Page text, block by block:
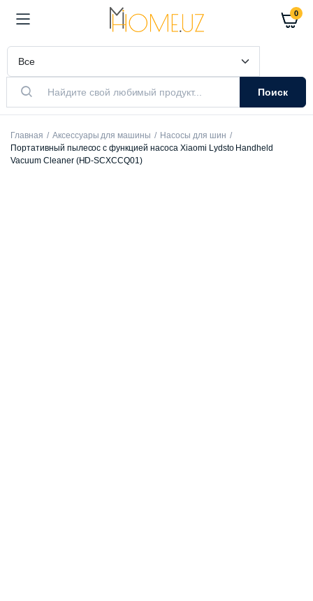
0
Поиск
Главная Аксессуары для машины
Насосы для шин
Портативный пылесос с функцией насоса Xiaomi Lydsto Handheld
Vacuum Cleaner (HD-SCXCCQ01)